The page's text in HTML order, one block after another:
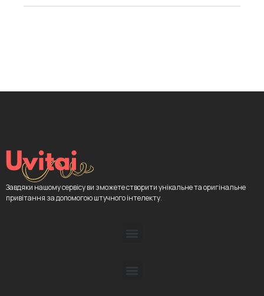
Завдяки нашому сервісу ви зможете створити унікальне та оригінальне
привітання за допомогою штучного інтелекту.